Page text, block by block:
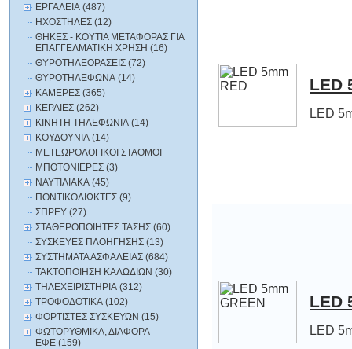
ΕΡΓΑΛΕΙΑ (487)
ΗΧΟΣΤΗΛΕΣ (12)
ΘΗΚΕΣ - ΚΟΥΤΙΑ ΜΕΤΑΦΟΡΑΣ ΓΙΑ
ΕΠΑΓΓΕΛΜΑΤΙΚΗ ΧΡΗΣΗ (16)
ΘΥΡΟΤΗΛΕΟΡΑΣΕΙΣ (72)
ΘΥΡΟΤΗΛΕΦΩΝΑ (14)
ΚΑΜΕΡΕΣ (365)
ΚΕΡΑΙΕΣ (262)
ΚΙΝΗΤΗ ΤΗΛΕΦΩΝΙΑ (14)
ΚΟΥΔΟΥΝΙΑ (14)
ΜΕΤΕΩΡΟΛΟΓΙΚΟΙ ΣΤΑΘΜΟΙ
ΜΠΟΤΟΝΙΕΡΕΣ (3)
ΝΑΥΤΙΛΙΑΚΑ (45)
ΠΟΝΤΙΚΟΔΙΩΚΤΕΣ (9)
ΣΠΡΕΥ (27)
ΣΤΑΘΕΡΟΠΟΙΗΤΕΣ ΤΑΣΗΣ (60)
ΣΥΣΚΕΥΕΣ ΠΛΟΗΓΗΣΗΣ (13)
ΣΥΣΤΗΜΑΤΑ ΑΣΦΑΛΕΙΑΣ (684)
ΤΑΚΤΟΠΟΙΗΣΗ ΚΑΛΩΔΙΩΝ (30)
ΤΗΛΕΧΕΙΡΙΣΤΗΡΙΑ (312)
ΤΡΟΦΟΔΟΤΙΚΑ (102)
ΦΟΡΤΙΣΤΕΣ ΣΥΣΚΕΥΩΝ (15)
ΦΩΤΟΡΥΘΜΙΚΑ, ΔΙΑΦΟΡΑ
ΕΦΕ (159)
LED
LED
LED
LED